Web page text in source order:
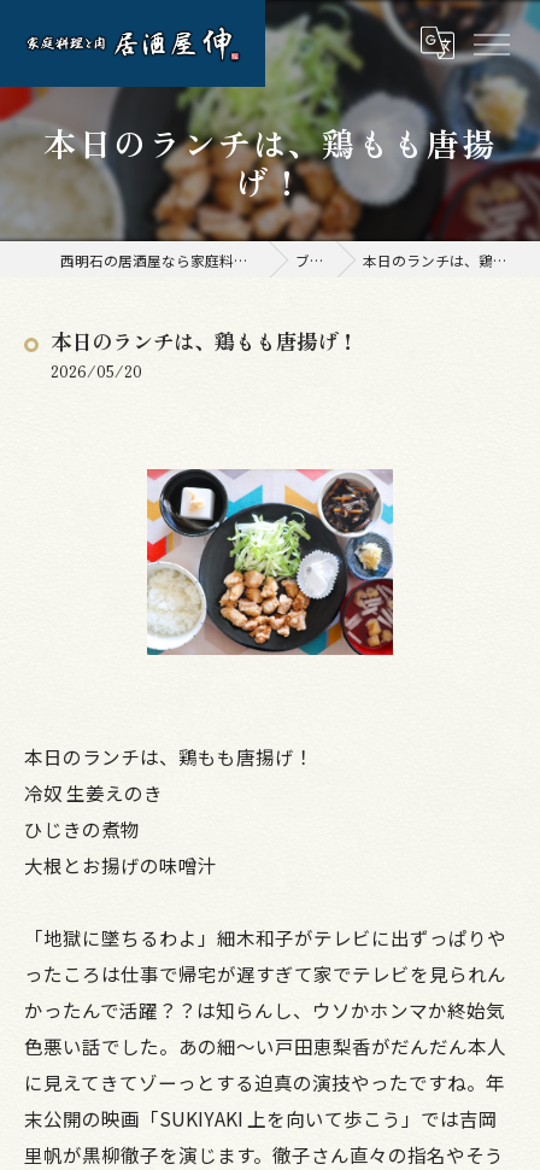
本日のランチは、鶏もも唐揚
げ！
西明石の居酒屋なら家庭料理と肉 居酒屋 伸 ブログ 本日のランチは、鶏もも唐揚げ！
本日のランチは、鶏もも唐揚げ！
2026/05/20
本日のランチは、鶏もも唐揚げ！
冷奴 生姜えのき
ひじきの煮物
大根とお揚げの味噌汁
「地獄に墜ちるわよ」細木和子がテレビに出ずっぱりや
ったころは仕事で帰宅が遅すぎて家でテレビを見られん
かったんで活躍？？は知らんし、ウソかホンマか終始気
色悪い話でした。あの細～い戸田恵梨香がだんだん本人
に見えてきてゾーっとする迫真の演技やったですね。年
末公開の映画「SUKIYAKI 上を向いて歩こう」では吉岡
里帆が黒柳徹子を演じます。徹子さん直々の指名やそう